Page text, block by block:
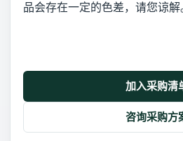
品会存在一定的色差，请您谅
加入采购清
咨询采购方